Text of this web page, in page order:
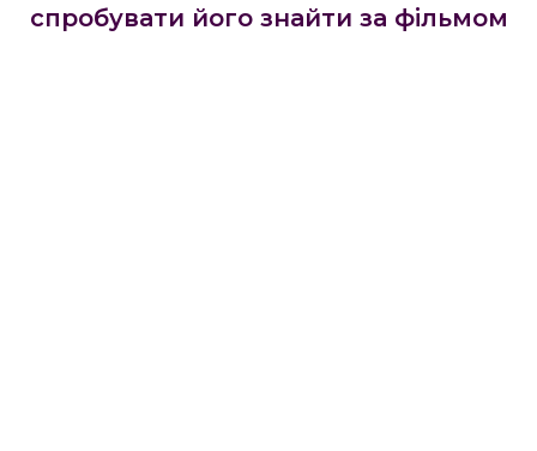
спробувати його знайти за фільмом